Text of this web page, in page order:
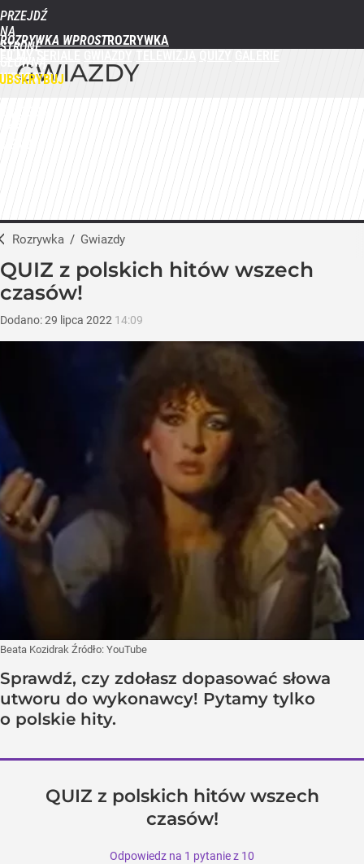
PRZEJDŹ
NA
STRONĘ
GŁÓWNĄ
WPROST.PL
ROZRYWKA WPROST
GWIAZDY
Rozrywka / Gwiazdy
QUIZ z polskich hitów wszech
czasów!
Dodano:29 lipca 2022 14:09
Beata Kozidrak Źródło: YouTube
Sprawdź, czy zdołasz dopasować słowa
utworu do wykonawcy! Pytamy tylko
o polskie hity.
QUIZ z polskich hitów wszech
czasów!
Odpowiedz na 1 pytanie z 10